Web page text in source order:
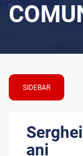
SIDEBAR
ani